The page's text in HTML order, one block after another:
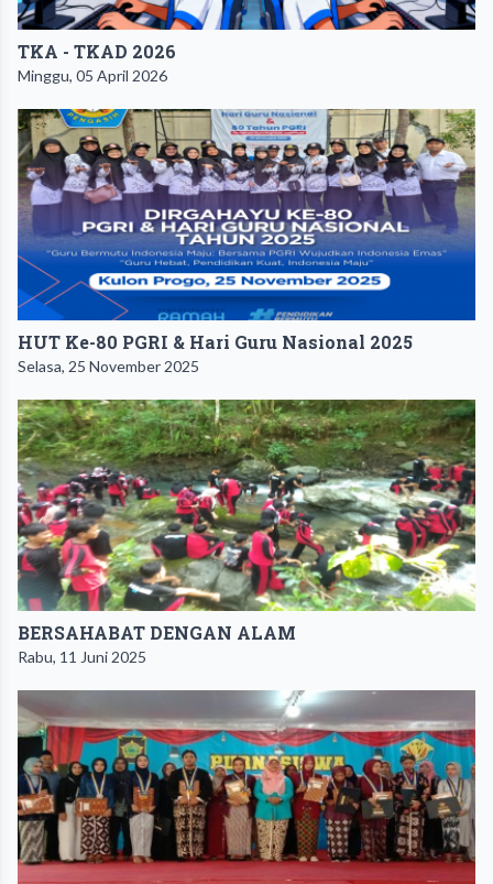
TKA - TKAD 2026
Minggu, 05 April 2026
HUT Ke-80 PGRI & Hari Guru Nasional 2025
Selasa, 25 November 2025
BERSAHABAT DENGAN ALAM
Rabu, 11 Juni 2025